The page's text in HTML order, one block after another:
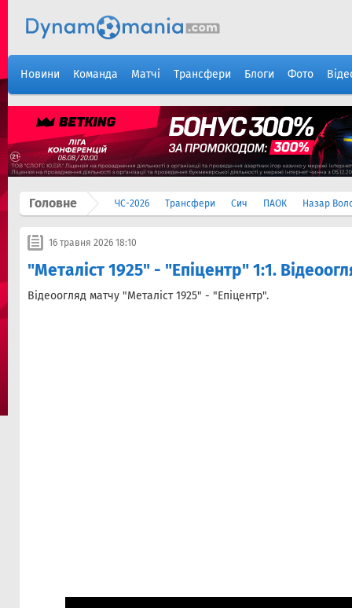
Новини Команда Матчі Трансфери Блоги Фото
Головне ЧС-2026 Трансфери Сич ПАОК Назар
16 травня 2026 18:10
"Металіст 1925" - "Епіцентр" 1:1.
Відеоогляд матчу "Металіст 1925" - "Епіцентр".